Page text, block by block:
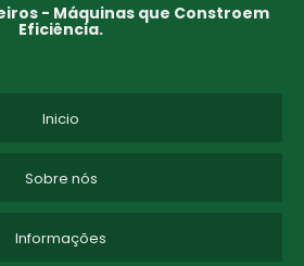
- Máquinas que Constroem
Eficiência.
Inicio
Sobre nós
Informações